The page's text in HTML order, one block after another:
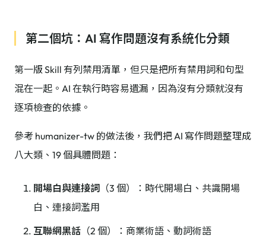
第二個坑：AI 寫作問題沒有系統化分類
第一版 Skill 有列禁用清單，但只是把所有禁用詞和句型
混在一起。AI 在執行時容易遺漏，因為沒有分類就沒有
逐項檢查的依據。
參考 humanizer-tw 的做法後，我們把 AI 寫作問題整理成
八大類、19 個具體問題：
開場白與連接詞 （3 個）：時代開場白、共識開場
白、連接詞濫用
互聯網黑話 （2 個）：商業術語、動詞術語